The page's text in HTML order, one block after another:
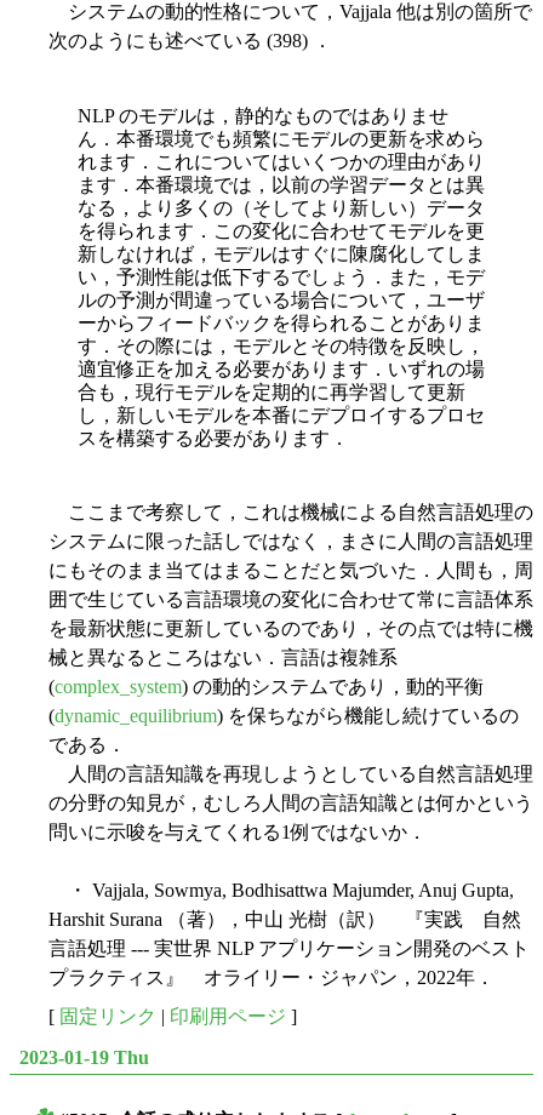
システムの動的性格について，Vajjala 他は別の箇所で
次のようにも述べている (398) ．
NLP のモデルは，静的なものではありませ
ん．本番環境でも頻繁にモデルの更新を求めら
れます．これについてはいくつかの理由があり
ます．本番環境では，以前の学習データとは異
なる，より多くの（そしてより新しい）データ
を得られます．この変化に合わせてモデルを更
新しなければ，モデルはすぐに陳腐化してしま
い，予測性能は低下するでしょう．また，モデ
ルの予測が間違っている場合について，ユーザ
ーからフィードバックを得られることがありま
す．その際には，モデルとその特徴を反映し，
適宜修正を加える必要があります．いずれの場
合も，現行モデルを定期的に再学習して更新
し，新しいモデルを本番にデプロイするプロセ
スを構築する必要があります．
ここまで考察して，これは機械による自然言語処理の
システムに限った話しではなく，まさに人間の言語処理
にもそのまま当てはまることだと気づいた．人間も，周
囲で生じている言語環境の変化に合わせて常に言語体系
を最新状態に更新しているのであり，その点では特に機
械と異なるところはない．言語は複雑系
(complex_system) の動的システムであり，動的平衡
(dynamic_equilibrium) を保ちながら機能し続けているの
である．
人間の言語知識を再現しようとしている自然言語処理
の分野の知見が，むしろ人間の言語知識とは何かという
問いに示唆を与えてくれる1例ではないか．
・ Vajjala, Sowmya, Bodhisattwa Majumder, Anuj Gupta,
Harshit Surana （著），中山 光樹（訳） 『実践 自然
言語処理 --- 実世界 NLP アプリケーション開発のベスト
プラクティス』 オライリー・ジャパン，2022年．
[ 固定リンク | 印刷用ページ ]
2023-01-19 Thu